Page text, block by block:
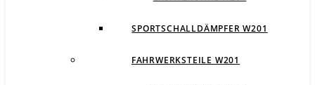
SPORTSCHALLDÄMPFER W201
FAHRWERKSTEILE W201